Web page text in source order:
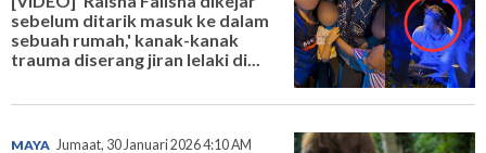
sebelum ditarik masuk ke dalam
sebuah rumah,' kanak-kanak
trauma diserang jiran lelaki di...
MAYA Jumaat, 30 Januari 2026 4:10 AM